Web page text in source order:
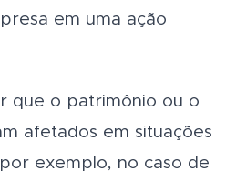
em uma ação
que o patrimônio ou o
afetados em situações
exemplo, no caso de